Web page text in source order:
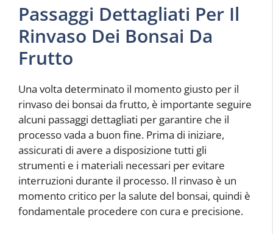
Passaggi Dettagliati Per Il
Rinvaso Dei Bonsai Da
Frutto
Una volta determinato il momento giusto per il
rinvaso dei bonsai da frutto, è importante seguire
alcuni passaggi dettagliati per garantire che il
processo vada a buon fine. Prima di iniziare,
assicurati di avere a disposizione tutti gli
strumenti e i materiali necessari per evitare
interruzioni durante il processo. Il rinvaso è un
momento critico per la salute del bonsai, quindi è
fondamentale procedere con cura e precisione.